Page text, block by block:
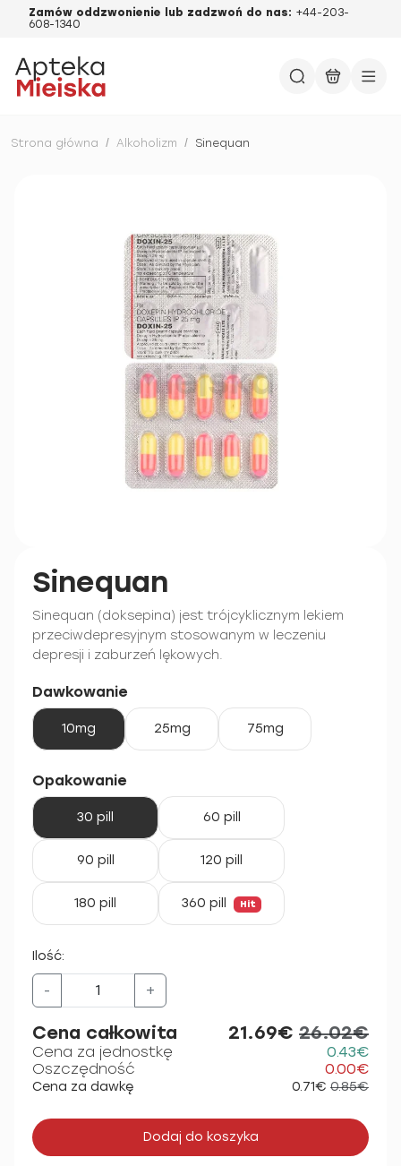
Zamów oddzwonienie lub zadzwoń do nas: +44-203-
608-1340
Strona główna / Alkoholizm / Sinequan
Sinequan
Sinequan (doksepina) jest trójcyklicznym lekiem
przeciwdepresyjnym stosowanym w leczeniu
depresji i zaburzeń lękowych.
Dawkowanie
10mg 25mg 75mg
Opakowanie
30 pill 60 pill
90 pill 120 pill
180 pill 360 pill Hit
Ilość:
- +
Cena całkowita 21.69€ 26.02€
Cena za jednostkę
0.43€
Oszczędność
0.00€
Cena za dawkę 0.71€ 0.85€
Dodaj do koszyka